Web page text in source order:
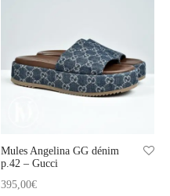
Mules Angelina GG dénim
p.42 – Gucci
395,00€